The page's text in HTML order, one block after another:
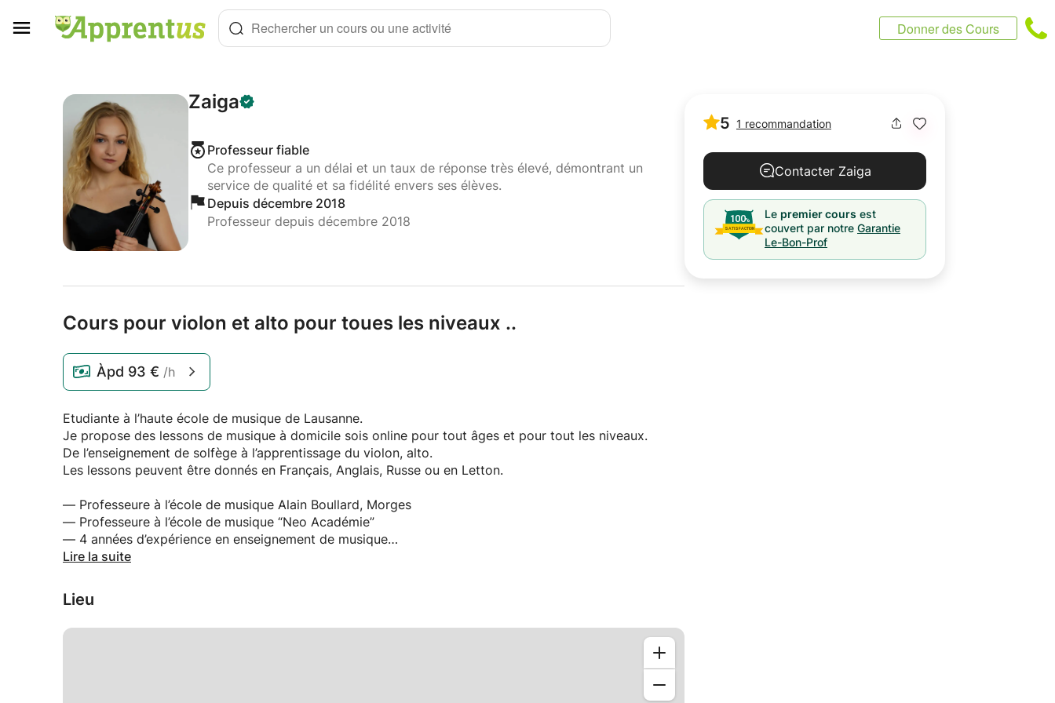
Rechercher un cours ou une activité Donner des Cours
Zaiga
Professeur fiable
Ce professeur a un délai et un taux de réponse très élevé, démontrant un
service de qualité et sa fidélité envers ses élèves.
Depuis décembre 2018
Professeur depuis décembre 2018
Cours pour violon et alto pour toues les niveaux ..
Àpd 93 € /h
Etudiante à l’haute école de musique de Lausanne.
Je propose des lessons de musique à domicile sois online pour tout âges et pour tout les niveaux.
De l’enseignement de solfège à l’apprentissage du violon, alto.
Les lessons peuvent être donnés en Français, Anglais, Russe ou en Letton.
— Professeure à l’école de musique Alain Boullard, Morges
— Professeure à l’école de musique “Neo Académie”
— 4 années d’expérience en enseignement de musique
— Professeure de classe de musiques pour jeunes enfants à l’école “Yamaha” en Lettonie pendant 2 ans;
Autriche, Pays baltes).
Lire la suite
Lieu
5 1 recommandation
Contacter Zaiga
Le premier cours est
couvert par notre Garantie
Le-Bon-Prof